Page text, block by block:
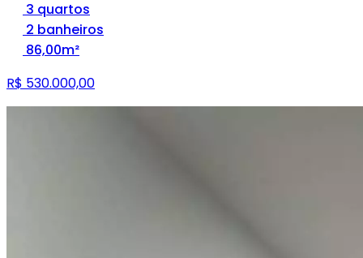
3 quartos
2 banheiros
86,00m²
R$ 530.000,00